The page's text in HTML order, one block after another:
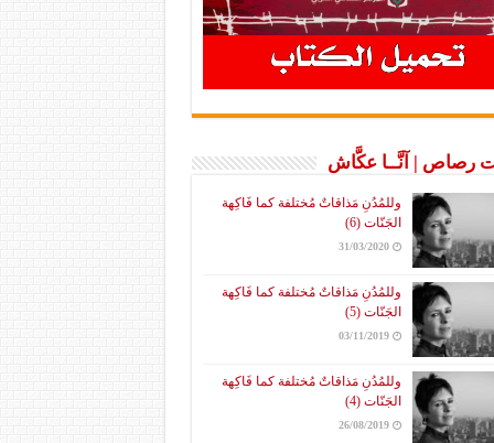
رصاص | آنَّــا عكَّاش
وللمُدُنِ مَذاقاتٌ مُختلفة كما فَاكِهة
الجَنّات (6)
31/03/2020
وللمُدُنِ مَذاقاتٌ مُختلفة كما فَاكِهة
الجَنّات (5)
03/11/2019
وللمُدُنِ مَذاقاتٌ مُختلفة كما فَاكِهة
الجَنّات (4)
26/08/2019